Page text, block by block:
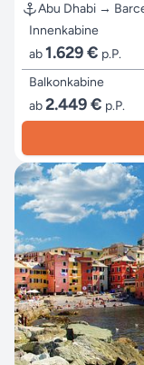
Abu Dhabi →
Innenkabine
ab1.629 € p.P.
Balkonkabine
ab2.449 € p.P.